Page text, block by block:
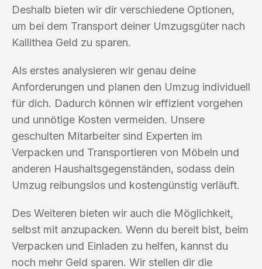
Deshalb bieten wir dir verschiedene Optionen,
um bei dem Transport deiner Umzugsgüter nach
Kallithea Geld zu sparen.
Als erstes analysieren wir genau deine
Anforderungen und planen den Umzug individuell
für dich. Dadurch können wir effizient vorgehen
und unnötige Kosten vermeiden. Unsere
geschulten Mitarbeiter sind Experten im
Verpacken und Transportieren von Möbeln und
anderen Haushaltsgegenständen, sodass dein
Umzug reibungslos und kostengünstig verläuft.
Des Weiteren bieten wir auch die Möglichkeit,
selbst mit anzupacken. Wenn du bereit bist, beim
Verpacken und Einladen zu helfen, kannst du
noch mehr Geld sparen. Wir stellen dir die